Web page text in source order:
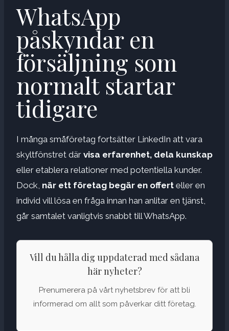
WhatsApp
påskyndar en
försäljning som
normalt startar
tidigare
I många småföretag fortsätter LinkedIn att vara
skyltfönstret där visa erfarenhet, dela kunskap
eller etablera relationer med potentiella kunder.
Dock, när ett företag begär en offert eller en
individ vill lösa en fråga innan han anlitar en tjänst,
går samtalet vanligtvis snabbt till WhatsApp.
Vill du hålla dig uppdaterad med sådana
här nyheter?
Prenumerera på vårt nyhetsbrev för att bli
informerad om allt som påverkar ditt företag.